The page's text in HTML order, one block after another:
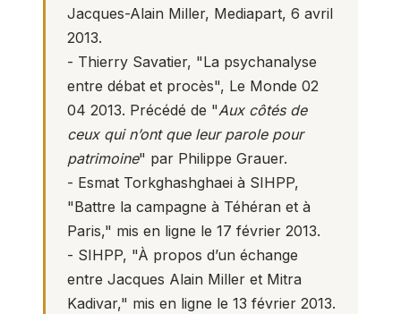
Jacques-Alain Miller, Mediapart, 6 avril
2013.
- Thierry Savatier, "La psychanalyse
entre débat et procès", Le Monde 02
04 2013. Précédé de "Aux côtés de
ceux qui n’ont que leur parole pour
patrimoine" par Philippe Grauer.
- Esmat Torkghashghaei à SIHPP,
"Battre la campagne à Téhéran et à
Paris," mis en ligne le 17 février 2013.
- SIHPP, "À propos d’un échange
entre Jacques Alain Miller et Mitra
Kadivar," mis en ligne le 13 février 2013.